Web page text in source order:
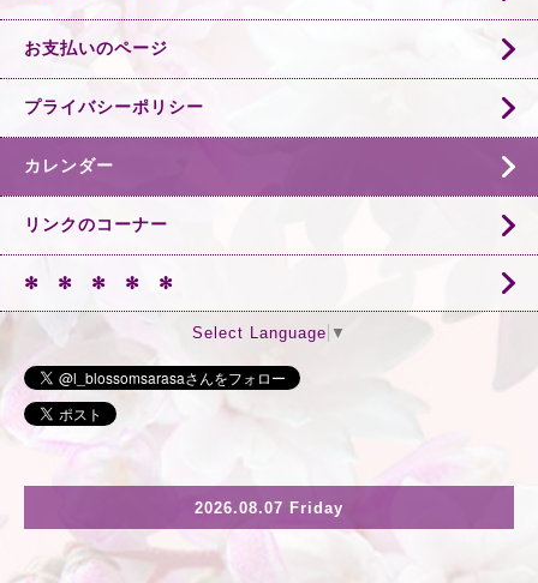
お支払いのページ
プライバシーポリシー
カレンダー
リンクのコーナー
✻ ✻ ✻ ✻ ✻
Select Language ▼
2026.08.07 Friday